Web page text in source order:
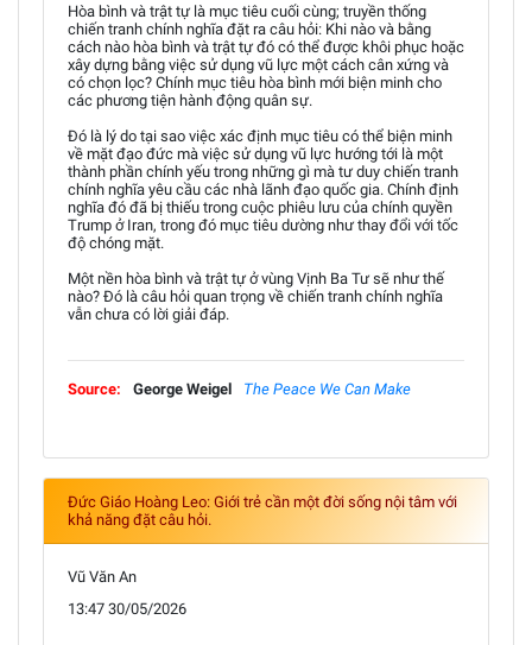
Hòa bình và trật tự là mục tiêu cuối cùng; truyền thống
chiến tranh chính nghĩa đặt ra câu hỏi: Khi nào và bằng
cách nào hòa bình và trật tự đó có thể được khôi phục hoặc
xây dựng bằng việc sử dụng vũ lực một cách cân xứng và
có chọn lọc? Chính mục tiêu hòa bình mới biện minh cho
các phương tiện hành động quân sự.
Đó là lý do tại sao việc xác định mục tiêu có thể biện minh
về mặt đạo đức mà việc sử dụng vũ lực hướng tới là một
thành phần chính yếu trong những gì mà tư duy chiến tranh
chính nghĩa yêu cầu các nhà lãnh đạo quốc gia. Chính định
nghĩa đó đã bị thiếu trong cuộc phiêu lưu của chính quyền
Trump ở Iran, trong đó mục tiêu dường như thay đổi với tốc
độ chóng mặt.
Một nền hòa bình và trật tự ở vùng Vịnh Ba Tư sẽ như thế
nào? Đó là câu hỏi quan trọng về chiến tranh chính nghĩa
vẫn chưa có lời giải đáp.
Source: George Weigel The Peace We Can Make
Đức Giáo Hoàng Leo: Giới trẻ cần một đời sống nội tâm với
khả năng đặt câu hỏi.
Vũ Văn An
13:47 30/05/2026